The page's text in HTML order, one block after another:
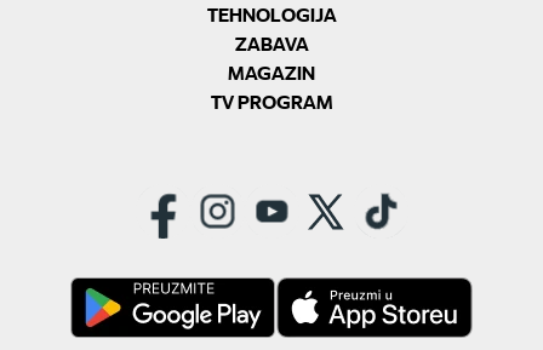
TEHNOLOGIJA
ZABAVA
MAGAZIN
TV PROGRAM